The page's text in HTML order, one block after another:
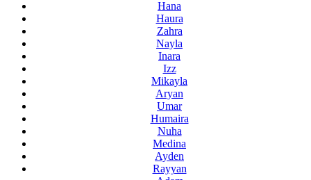
Hana
Haura
Zahra
Nayla
Inara
Izz
Mikayla
Aryan
Umar
Humaira
Nuha
Medina
Ayden
Rayyan